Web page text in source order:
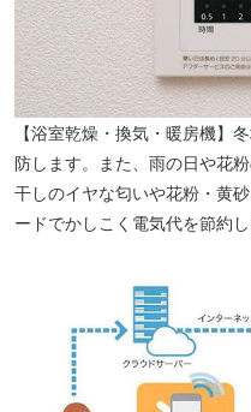
長崎市科学館（徒歩20分／約
【浴室乾燥・換気・暖房機】
防します。また、雨の日や花
干しのイヤな匂いや花粉・黄
ードでかしこく電気代を節約し